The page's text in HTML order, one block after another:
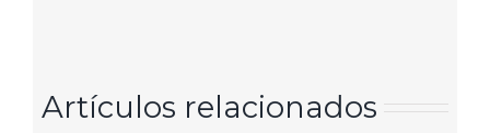
Artículos relacionados